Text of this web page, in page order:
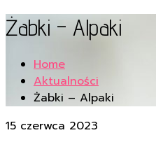
Żabki – Alpaki
Home
Aktualności
Żabki – Alpaki
15 czerwca 2023